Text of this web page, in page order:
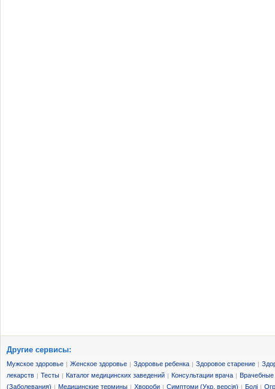
Другие сервисы:
Мужское здоровье | Женское здоровье | Здоровье ребенка | Здоровое старение |
лекарств | Тесты | Каталог медицинских заведений | Консультации врача | Врачебные
(Заболевания) | Медицинские термины | Хвороби | Симптоми (Укр. версія) | Болі |